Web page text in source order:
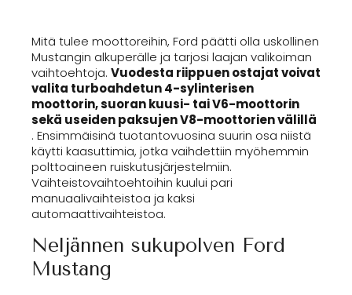
Mitä tulee moottoreihin, Ford päätti olla uskollinen
Mustangin alkuperälle ja tarjosi laajan valikoiman
vaihtoehtoja. Vuodesta riippuen ostajat voivat
valita turboahdetun 4-sylinterisen
moottorin, suoran kuusi- tai V6-moottorin
sekä useiden paksujen V8-moottorien välillä
. Ensimmäisinä tuotantovuosina suurin osa niistä
käytti kaasuttimia, jotka vaihdettiin myöhemmin
polttoaineen ruiskutusjärjestelmiin.
Vaihteistovaihtoehtoihin kuului pari
manuaalivaihteistoa ja kaksi
automaattivaihteistoa.
Neljännen sukupolven Ford
Mustang